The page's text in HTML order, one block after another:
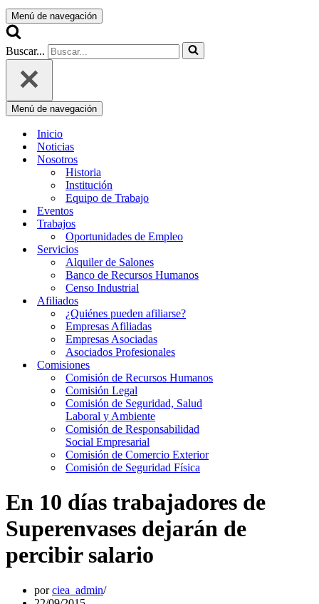
Menú de navegación
Buscar...
Menú de navegación
Inicio
Noticias
Nosotros
Historia
Institución
Equipo de Trabajo
Eventos
Trabajos
Oportunidades de Empleo
Servicios
Alquiler de Salones
Banco de Recursos Humanos
Censo Industrial
Afiliados
¿Quiénes pueden afiliarse?
Empresas Afiliadas
Empresas Asociadas
Asociados Profesionales
Comisiones
Comisión de Recursos Humanos
Comisión Legal
Comisión de Seguridad, Salud
Laboral y Ambiente
Comisión de Responsabilidad
Social Empresarial
Comisión de Comercio Exterior
Comisión de Seguridad Física
En 10 días trabajadores de
Superenvases dejarán de
percibir salario
porciea_admin